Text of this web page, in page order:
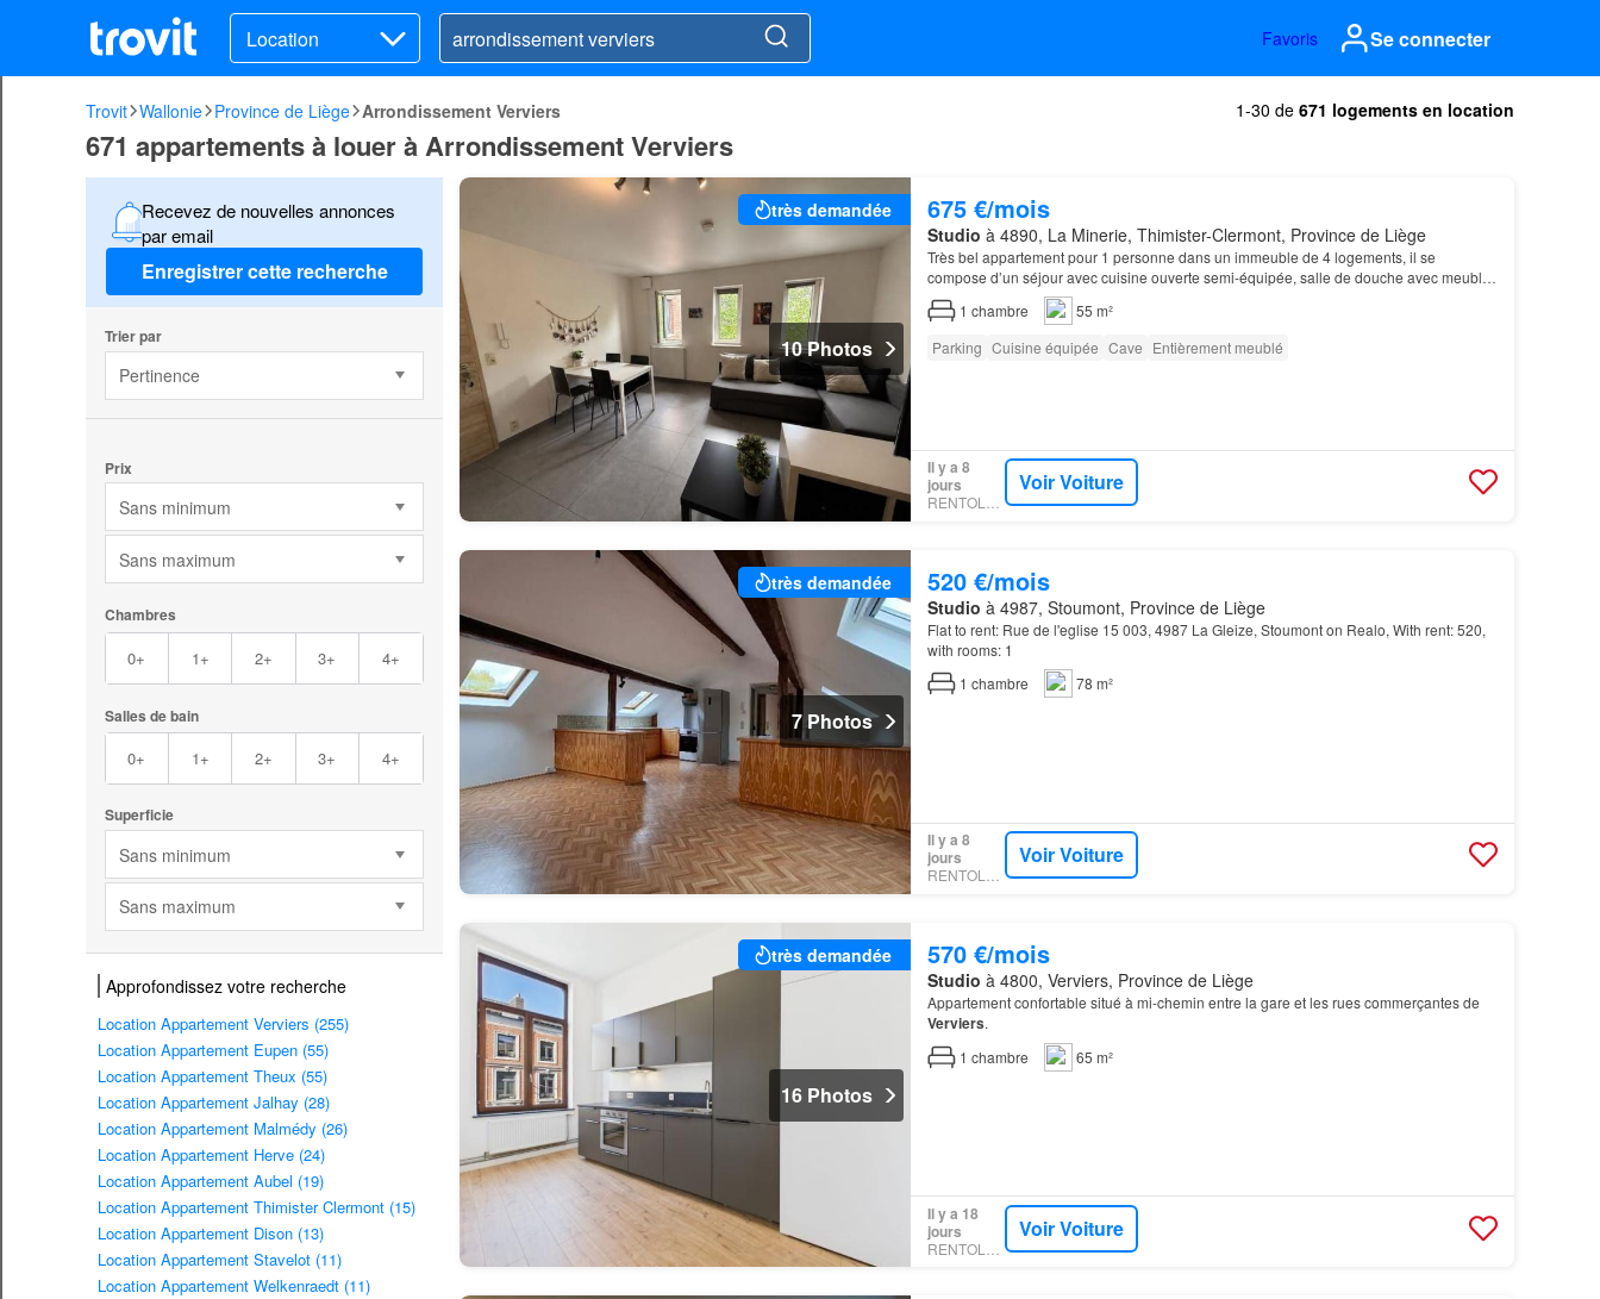
Location Favoris Se connecter
Trovit Wallonie Province de Liège Arrondissement Verviers 1-30 de 671 logements en location
671 appartements à louer à Arrondissement Verviers
Recevez de nouvelles annonces
par email
Enregistrer cette recherche
Trier par
Pertinence
Prix
Sans minimum
Sans maximum
Chambres
0+ 1+ 2+ 3+ 4+
Salles de bain
0+ 1+ 2+ 3+ 4+
Superficie
Sans minimum
Sans maximum
Approfondissez votre recherche
Location Appartement Verviers (255)
Location Appartement Eupen (55)
Location Appartement Theux (55)
Location Appartement Jalhay (28)
Location Appartement Malmédy (26)
Location Appartement Herve (24)
Location Appartement Aubel (19)
Location Appartement Thimister Clermont (15)
Location Appartement Dison (13)
Location Appartement Stavelot (11)
Location Appartement Welkenraedt (11)
très demandée
10 Photos
675 €/mois
Studio à 4890, La Minerie, Thimister-Clermont, Province de Liège
Très bel appartement pour 1 personne dans un immeuble de 4 logements, il se
compose d’un séjour avec cuisine ouverte semi-équipée, salle de douche avec meuble
vasque et miroir,wc, 1 chambre cave et propose un emplacement de p…
1 chambre
55 m²
Parking Cuisine équipée Cave Entièrement meublé
Il y a 8
jours
RENTOLA.BE
Voir Voiture
très demandée
7 Photos
520 €/mois
Studio à 4987, Stoumont, Province de Liège
Flat to rent: Rue de l'eglise 15 003, 4987 La Gleize, Stoumont on Realo, With rent: 520,
with rooms: 1
1 chambre 78 m²
Il y a 8
jours
RENTOLA.BE
Voir Voiture
très demandée
16 Photos
570 €/mois
Studio à 4800, Verviers, Province de Liège
Appartement confortable situé à mi-chemin entre la gare et les rues commerçantes de
Verviers.
1 chambre 65 m²
Il y a 18
jours
Voir Voiture